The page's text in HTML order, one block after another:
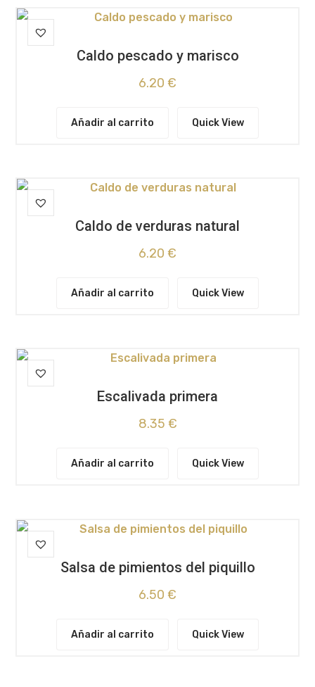
Caldo pescado y marisco
6.20 €
Añadir al carrito Quick View
Caldo de verduras natural
6.20 €
Añadir al carrito Quick View
Escalivada primera
8.35 €
Añadir al carrito Quick View
Salsa de pimientos del piquillo
6.50 €
Añadir al carrito Quick View